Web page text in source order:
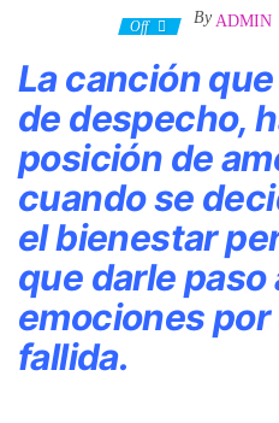
Off By ADMIN
La canción
de despecho,
posición de
cuando se
el bienestar
que darle paso
emociones
fallida.